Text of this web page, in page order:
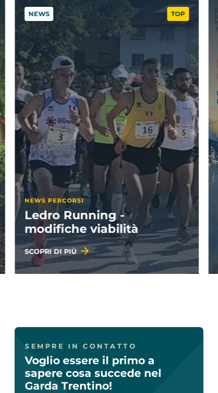
TOP
NEWS
NEWS PROGETTI
Geografie illustrate: i
vincitori
SCOPRI DI PIÙ
SEMPRE IN CONTATTO
Voglio essere il primo a
sapere cosa succede nel
Garda Trentino!